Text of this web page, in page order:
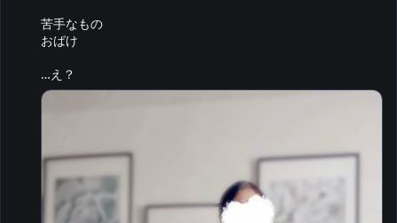
苦手なもの
おばけ
…え？